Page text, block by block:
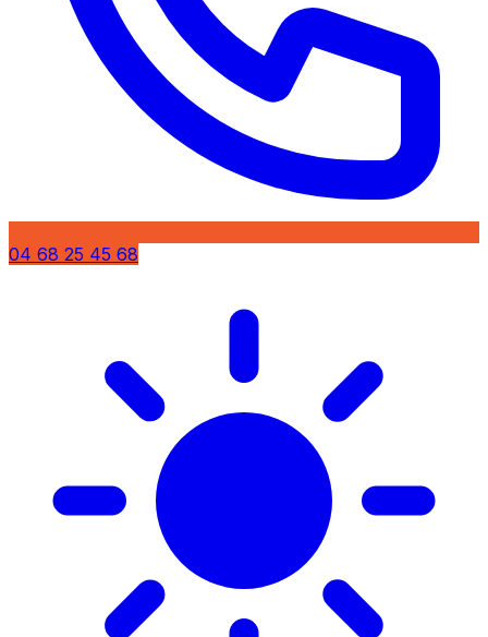
04 68 25 45 68